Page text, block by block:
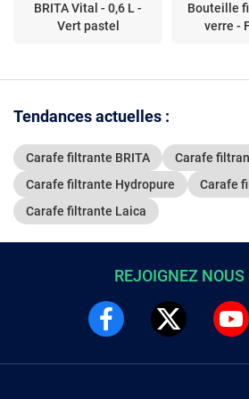
BRITA Vital - 0,6 L -
Vert pastel
Bouteille
verre -
Tendances actuelles :
Carafe filtrante BRITA
Carafe
Carafe filtrante Hydropure
Carafe
Carafe filtrante Laica
REJOIGNEZ NOUS